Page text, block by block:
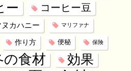
ー コーヒー豆
ヌカハニー マリファナ
作り方 便秘 保険
の食材 効果